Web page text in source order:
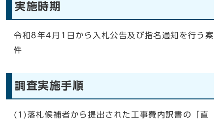
実施時期
令和8年4月1日から入札公告及び指名通知を行う案
件
調査実施手順
(1)落札候補者から提出された工事費内訳書の「直